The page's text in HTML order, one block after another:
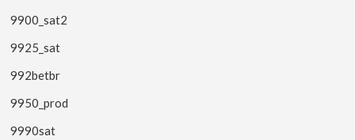
9900_sat2
9925_sat
992betbr
9950_prod
9990sat